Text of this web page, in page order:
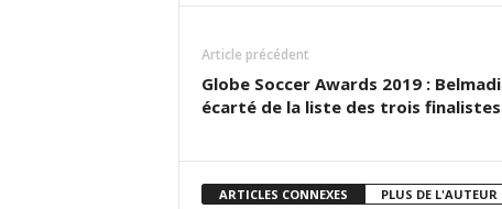
Article précédent
Globe Soccer Awards 2019 : Belmadi
écarté de la liste des trois finalistes
ARTICLES CONNEXES PLUS DE L'AUTEUR